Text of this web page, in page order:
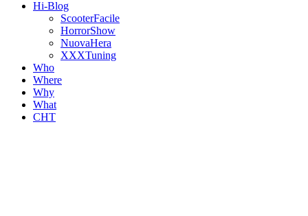
Hi-Blog
ScooterFacile
HorrorShow
NuovaHera
XXXTuning
Who
Where
Why
What
CHT